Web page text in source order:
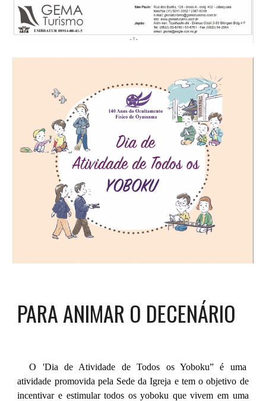
PARA ANIMAR O DECENÁRIO
O 'Dia de Atividade de Todos os Yoboku” é uma
atividade promovida pela Sede da Igreja e tem o objetivo de
incentivar e estimular todos os yoboku que vivem em uma